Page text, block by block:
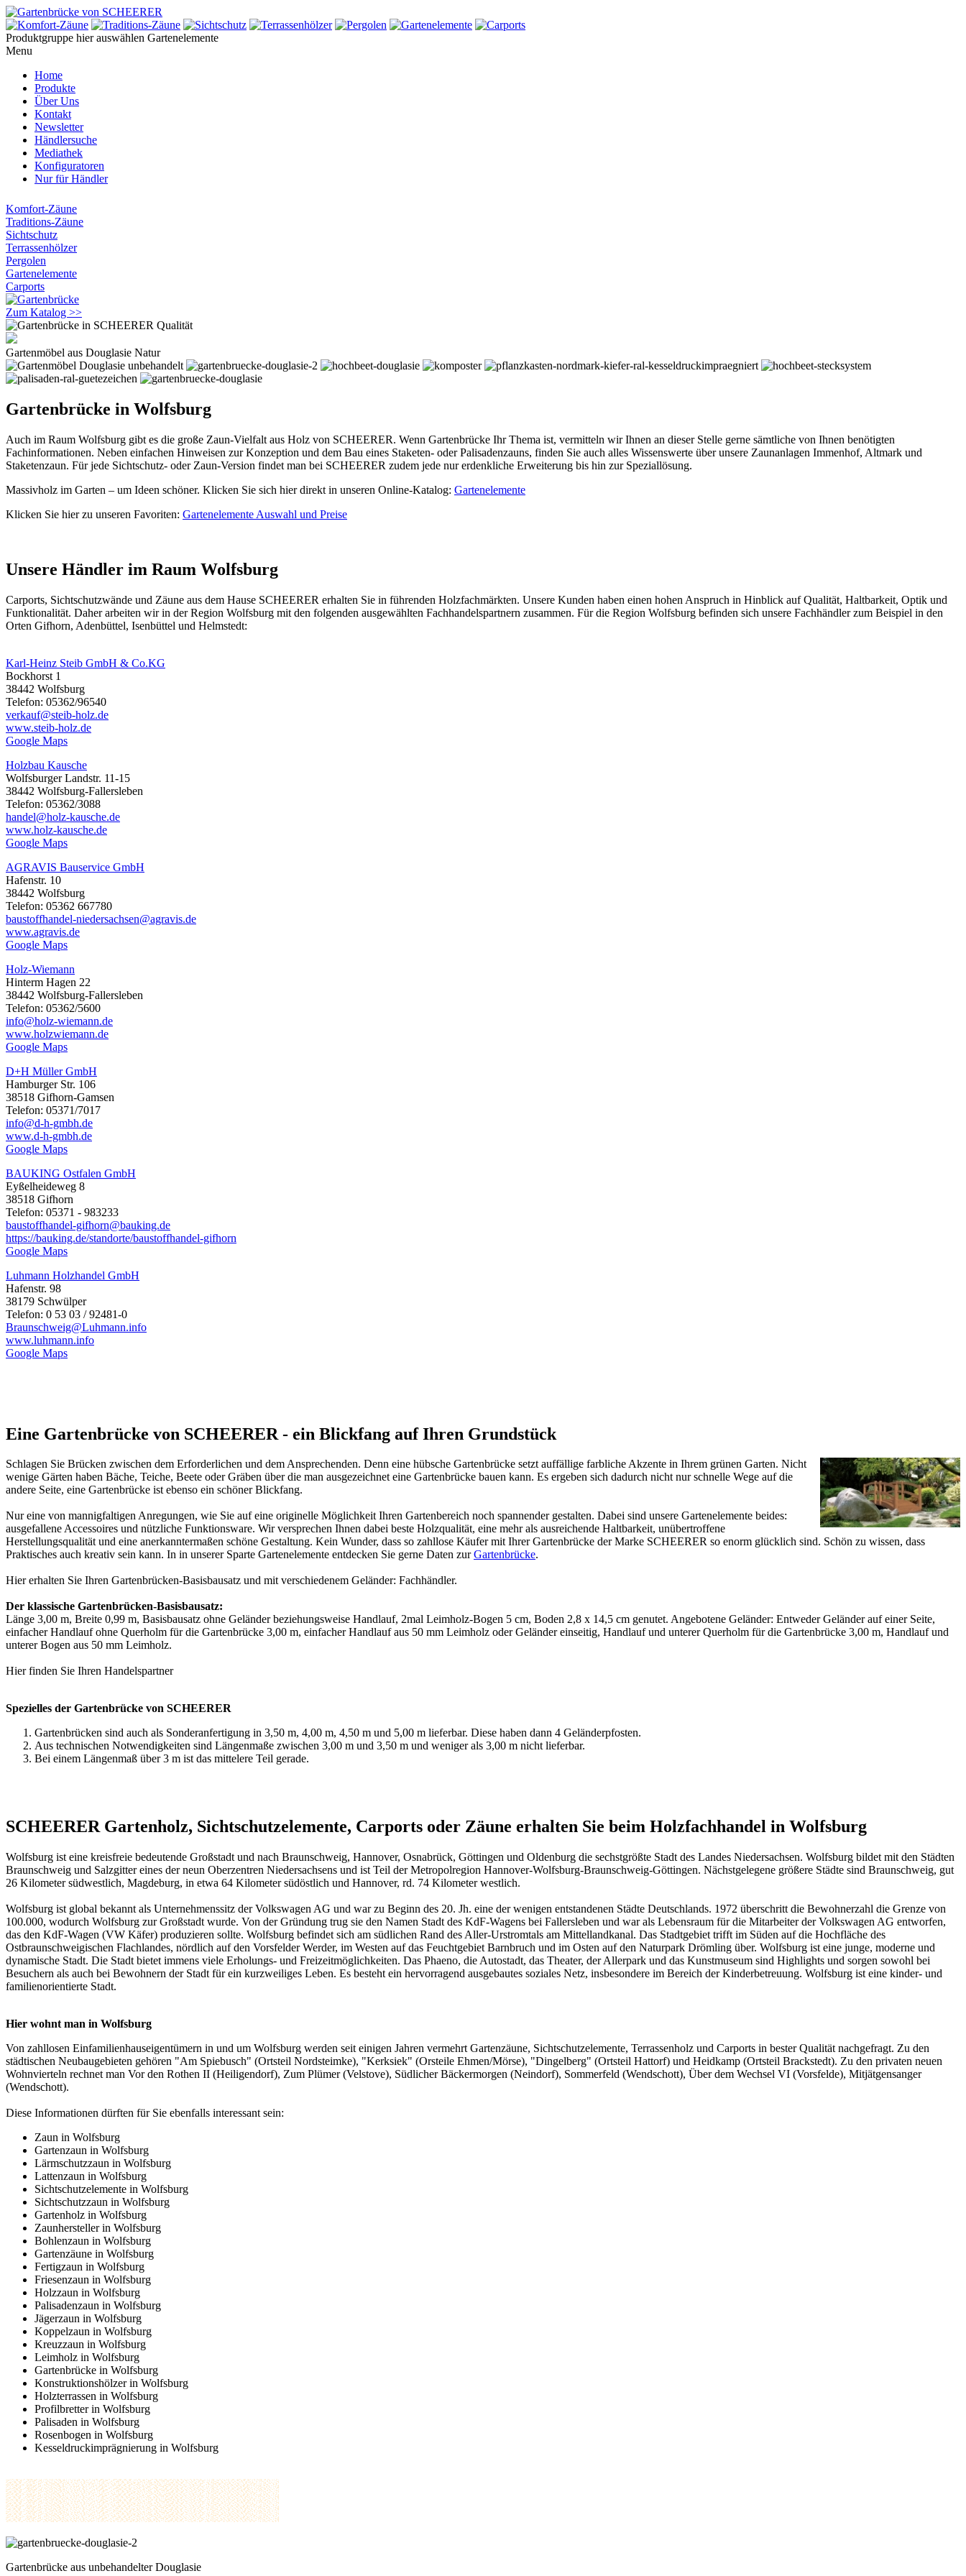
Produktgruppe hier auswählen Gartenelemente
Menu
Home
Produkte
Über Uns
Kontakt
Newsletter
Händlersuche
Mediathek
Konfiguratoren
Nur für Händler
Komfort-Zäune
Traditions-Zäune
Sichtschutz
Terrassenhölzer
Pergolen
Gartenelemente
Carports
Zum Katalog >>
Gartenmöbel aus Douglasie Natur
Gartenbrücke in Wolfsburg
Auch im Raum Wolfsburg gibt es die große Zaun-Vielfalt aus Holz von SCHEERER. Wenn Gartenbrücke Ihr Thema ist, vermitteln wir Ihnen an dieser Stelle gerne sämtliche von Ihnen benötigten
Fachinformationen. Neben einfachen Hinweisen zur Konzeption und dem Bau eines Staketen- oder Palisadenzauns, finden Sie auch alles Wissenswerte über unsere Zaunanlagen Immenhof, Altmark und
Staketenzaun. Für jede Sichtschutz- oder Zaun-Version findet man bei SCHEERER zudem jede nur erdenkliche Erweiterung bis hin zur Speziallösung.
Massivholz im Garten – um Ideen schöner. Klicken Sie sich hier direkt in unseren Online-Katalog: Gartenelemente
Klicken Sie hier zu unseren Favoriten: Gartenelemente Auswahl und Preise
Unsere Händler im Raum Wolfsburg
Carports, Sichtschutzwände und Zäune aus dem Hause SCHEERER erhalten Sie in führenden Holzfachmärkten. Unsere Kunden haben einen hohen Anspruch in Hinblick auf Qualität, Haltbarkeit, Optik und
Funktionalität. Daher arbeiten wir in der Region Wolfsburg mit den folgenden ausgewählten Fachhandelspartnern zusammen. Für die Region Wolfsburg befinden sich unsere Fachhändler zum Beispiel in den
Orten Gifhorn, Adenbüttel, Isenbüttel und Helmstedt:
Karl-Heinz Steib GmbH & Co.KG
Bockhorst 1
38442 Wolfsburg
Telefon: 05362/96540
verkauf@steib-holz.de
www.steib-holz.de
Google Maps
Holzbau Kausche
Wolfsburger Landstr. 11-15
38442 Wolfsburg-Fallersleben
Telefon: 05362/3088
handel@holz-kausche.de
www.holz-kausche.de
Google Maps
AGRAVIS Bauservice GmbH
Hafenstr. 10
38442 Wolfsburg
Telefon: 05362 667780
baustoffhandel-niedersachsen@agravis.de
www.agravis.de
Google Maps
Holz-Wiemann
Hinterm Hagen 22
38442 Wolfsburg-Fallersleben
Telefon: 05362/5600
info@holz-wiemann.de
www.holzwiemann.de
Google Maps
D+H Müller GmbH
Hamburger Str. 106
38518 Gifhorn-Gamsen
Telefon: 05371/7017
info@d-h-gmbh.de
www.d-h-gmbh.de
Google Maps
BAUKING Ostfalen GmbH
Eyßelheideweg 8
38518 Gifhorn
Telefon: 05371 - 983233
baustoffhandel-gifhorn@bauking.de
https://bauking.de/standorte/baustoffhandel-gifhorn
Google Maps
Luhmann Holzhandel GmbH
Hafenstr. 98
38179 Schwülper
Telefon: 0 53 03 / 92481-0
Braunschweig@Luhmann.info
www.luhmann.info
Google Maps
Eine Gartenbrücke von SCHEERER - ein Blickfang auf Ihren Grundstück
Schlagen Sie Brücken zwischen dem Erforderlichen und dem Ansprechenden. Denn eine hübsche Gartenbrücke setzt auffällige farbliche Akzente in Ihrem grünen Garten. Nicht
wenige Gärten haben Bäche, Teiche, Beete oder Gräben über die man ausgezeichnet eine Gartenbrücke bauen kann. Es ergeben sich dadurch nicht nur schnelle Wege auf die
andere Seite, eine Gartenbrücke ist ebenso ein schöner Blickfang.
Nur eine von mannigfaltigen Anregungen, wie Sie auf eine originelle Möglichkeit Ihren Gartenbereich noch spannender gestalten. Dabei sind unsere Gartenelemente beides:
ausgefallene Accessoires und nützliche Funktionsware. Wir versprechen Ihnen dabei beste Holzqualität, eine mehr als ausreichende Haltbarkeit, unübertroffene
Herstellungsqualität und eine anerkanntermaßen schöne Gestaltung. Kein Wunder, dass so zahllose Käufer mit Ihrer Gartenbrücke der Marke SCHEERER so enorm glücklich sind. Schön zu wissen, dass
Praktisches auch kreativ sein kann. In in unserer Sparte Gartenelemente entdecken Sie gerne Daten zurGartenbrücke.
Hier erhalten Sie Ihren Gartenbrücken-Basisbausatz und mit verschiedenem Geländer: Fachhändler.
Der klassische Gartenbrücken-Basisbausatz:
Länge 3,00 m, Breite 0,99 m, Basisbausatz ohne Geländer beziehungsweise Handlauf, 2mal Leimholz-Bogen 5 cm, Boden 2,8 x 14,5 cm genutet. Angebotene Geländer: Entweder Geländer auf einer Seite,
einfacher Handlauf ohne Querholm für die Gartenbrücke 3,00 m, einfacher Handlauf aus 50 mm Leimholz oder Geländer einseitig, Handlauf und unterer Querholm für die Gartenbrücke 3,00 m, Handlauf und
unterer Bogen aus 50 mm Leimholz.
Hier finden Sie Ihren Handelspartner
Spezielles der Gartenbrücke von SCHEERER
Gartenbrücken sind auch als Sonderanfertigung in 3,50 m, 4,00 m, 4,50 m und 5,00 m lieferbar. Diese haben dann 4 Geländerpfosten.
Aus technischen Notwendigkeiten sind Längenmaße zwischen 3,00 m und 3,50 m und weniger als 3,00 m nicht lieferbar.
Bei einem Längenmaß über 3 m ist das mittelere Teil gerade.
SCHEERER Gartenholz, Sichtschutzelemente, Carports oder Zäune erhalten Sie beim Holzfachhandel in Wolfsburg
Wolfsburg ist eine kreisfreie bedeutende Großstadt und nach Braunschweig, Hannover, Osnabrück, Göttingen und Oldenburg die sechstgrößte Stadt des Landes Niedersachsen. Wolfsburg bildet mit den Städten
Braunschweig und Salzgitter eines der neun Oberzentren Niedersachsens und ist Teil der Metropolregion Hannover-Wolfsburg-Braunschweig-Göttingen. Nächstgelegene größere Städte sind Braunschweig, gut
26 Kilometer südwestlich, Magdeburg, in etwa 64 Kilometer südöstlich und Hannover, rd. 74 Kilometer westlich.
Wolfsburg ist global bekannt als Unternehmenssitz der Volkswagen AG und war zu Beginn des 20. Jh. eine der wenigen entstandenen Städte Deutschlands. 1972 überschritt die Bewohnerzahl die Grenze von
100.000, wodurch Wolfsburg zur Großstadt wurde. Von der Gründung trug sie den Namen Stadt des KdF-Wagens bei Fallersleben und war als Lebensraum für die Mitarbeiter der Volkswagen AG entworfen,
das den KdF-Wagen (VW Käfer) produzieren sollte. Wolfsburg befindet sich am südlichen Rand des Aller-Urstromtals am Mittellandkanal. Das Stadtgebiet trifft im Süden auf die Hochfläche des
Ostbraunschweigischen Flachlandes, nördlich auf den Vorsfelder Werder, im Westen auf das Feuchtgebiet Barnbruch und im Osten auf den Naturpark Drömling über. Wolfsburg ist eine junge, moderne und
dynamische Stadt. Die Stadt bietet immens viele Erholungs- und Freizeitmöglichkeiten. Das Phaeno, die Autostadt, das Theater, der Allerpark und das Kunstmuseum sind Highlights und sorgen sowohl bei
Besuchern als auch bei Bewohnern der Stadt für ein kurzweiliges Leben. Es besteht ein hervorragend ausgebautes soziales Netz, insbesondere im Bereich der Kinderbetreuung. Wolfsburg ist eine kinder- und
familienorientierte Stadt.
Hier wohnt man in Wolfsburg
Von zahllosen Einfamilienhauseigentümern in und um Wolfsburg werden seit einigen Jahren vermehrt Gartenzäune, Sichtschutzelemente, Terrassenholz und Carports in bester Qualität nachgefragt. Zu den
städtischen Neubaugebieten gehören "Am Spiebusch" (Ortsteil Nordsteimke), "Kerksiek" (Orsteile Ehmen/Mörse), "Dingelberg" (Ortsteil Hattorf) und Heidkamp (Ortsteil Brackstedt). Zu den privaten neuen
Wohnvierteln rechnet man Vor den Rothen II (Heiligendorf), Zum Plümer (Velstove), Südlicher Bäckermorgen (Neindorf), Sommerfeld (Wendschott), Über dem Wechsel VI (Vorsfelde), Mitjätgensanger
(Wendschott).
Diese Informationen dürften für Sie ebenfalls interessant sein:
Zaun in Wolfsburg
Gartenzaun in Wolfsburg
Lärmschutzzaun in Wolfsburg
Lattenzaun in Wolfsburg
Sichtschutzelemente in Wolfsburg
Sichtschutzzaun in Wolfsburg
Gartenholz in Wolfsburg
Zaunhersteller in Wolfsburg
Bohlenzaun in Wolfsburg
Gartenzäune in Wolfsburg
Fertigzaun in Wolfsburg
Friesenzaun in Wolfsburg
Holzzaun in Wolfsburg
Palisadenzaun in Wolfsburg
Jägerzaun in Wolfsburg
Koppelzaun in Wolfsburg
Kreuzzaun in Wolfsburg
Leimholz in Wolfsburg
Gartenbrücke in Wolfsburg
Konstruktionshölzer in Wolfsburg
Holzterrassen in Wolfsburg
Profilbretter in Wolfsburg
Palisaden in Wolfsburg
Rosenbogen in Wolfsburg
Kesseldruckimprägnierung in Wolfsburg
Gartenbrücke aus unbehandelter Douglasie